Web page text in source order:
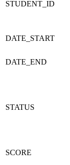
STUDENT_ID
DATE_START
DATE_END
STATUS
SCORE